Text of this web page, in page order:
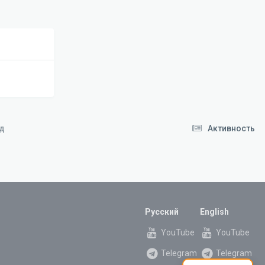
Активность
Русский
YouTube
Telegram
English
YouTube
Telegram